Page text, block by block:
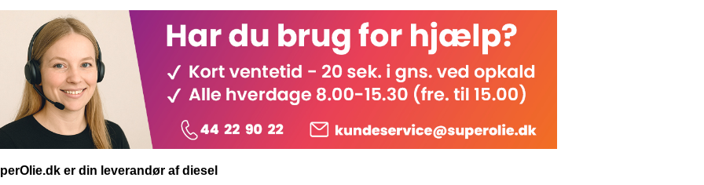
er din leverandør af diesel